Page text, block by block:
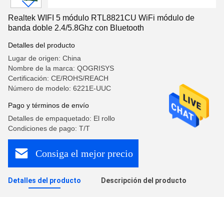
Realtek WIFI 5 módulo RTL8821CU WiFi módulo de
banda doble 2.4/5.8Ghz con Bluetooth
Detalles del producto
Lugar de origen: China
Nombre de la marca: QOGRISYS
Certificación: CE/ROHS/REACH
Número de modelo: 6221E-UUC
Pago y términos de envío
Detalles de empaquetado: El rollo
Condiciones de pago: T/T
Consiga el mejor precio
Detalles del producto Descripción del producto